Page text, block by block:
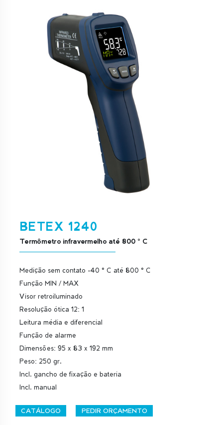
BETEX 1240
Termômetro infravermelho até 800 ° C
Medição sem contato -40 ° C até 800 ° C
Função MIN / MAX
Visor retroiluminado
Resolução ótica 12: 1
Leitura média e diferencial
Função de alarme
Dimensões: 95 x 83 x 192 mm
Peso: 250 gr.
Incl. gancho de fixação e bateria
Incl. manual
CATÁLOGO PEDIR ORÇAMENTO